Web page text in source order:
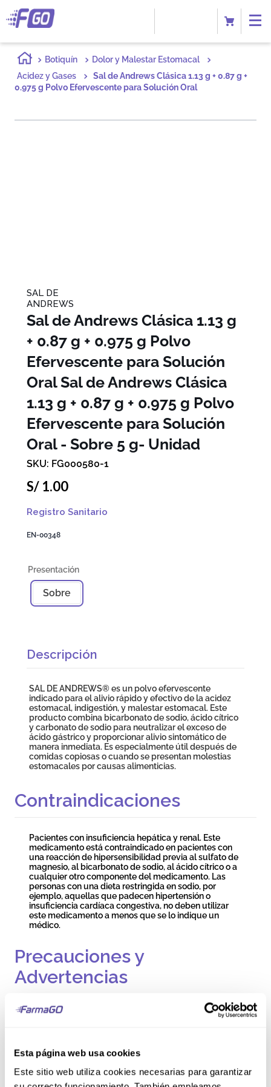
Esta página web usa cookies
Este sitio web utiliza cookies necesarias para garantizar
Botiquín
Dolor y Malestar Estomacal
Acidez y Gases
Sal de Andrews Clásica 1.13 g + 0.87 g +
0.975 g Polvo Efervescente para Solución Oral
SAL DE
ANDREWS
Sal de Andrews Clásica 1.13 g
+ 0.87 g + 0.975 g Polvo
Efervescente para Solución
Oral Sal de Andrews Clásica
1.13 g + 0.87 g + 0.975 g Polvo
Efervescente para Solución
Oral - Sobre 5 g- Unidad
FG000580-1
S/ 1.00
Registro Sanitario
EN-00348
Sobre
Descripción
SAL DE ANDREWS® es un polvo efervescente
indicado para el alivio rápido y efectivo de la acidez
estomacal, indigestión, y malestar estomacal. Este
producto combina bicarbonato de sodio, ácido cítrico
y carbonato de sodio para neutralizar el exceso de
ácido gástrico y proporcionar alivio sintomático de
manera inmediata. Es especialmente útil después de
comidas copiosas o cuando se presentan molestias
estomacales por causas alimenticias.
Contraindicaciones
Pacientes con insuficiencia hepática y renal. Este
medicamento está contraindicado en pacientes con
una reacción de hipersensibilidad previa al sulfato de
magnesio, al bicarbonato de sodio, al ácido cítrico o a
cualquier otro componente del medicamento. Las
personas con una dieta restringida en sodio, por
ejemplo, aquellas que padecen hipertensión o
insuficiencia cardíaca congestiva, no deben utilizar
este medicamento a menos que se lo indique un
médico.
Precauciones y
Advertencias
Debido al contenido de sodio, se debe evitar el uso
días, si hay dolor abdominal persistente o si los
la dosis recomendada, ya que el uso prolongado
puede provocar alcalosis. Se debe suspender el